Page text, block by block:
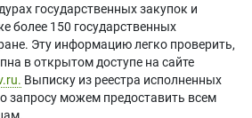
государственных закупок и
более 150 государственных
Эту информацию легко проверить,
в открытом доступе на сайте
Выписку из реестра исполненных
запросу можем предоставить всем